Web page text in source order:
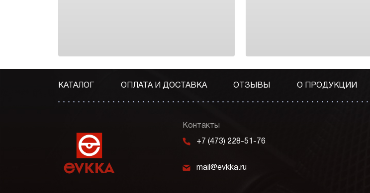
КАТАЛОГ ОПЛАТА И ДОСТАВКА ОТЗЫВЫ О ПРОДУКЦИИ
Контакты
m +7 (473) 228-51-76
k mail@evkka.ru